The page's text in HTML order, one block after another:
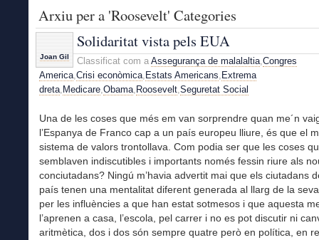
Arxiu per a 'Roosevelt' Categories
Joan Gil
Solidaritat vista pels EUA
Classificat com a Assegurança de malalaltia,Congres
America,Crisi econòmica, Estats Americans, Extrema
dreta, Medicare,Obama, Roosevelt,Seguretat Social
Una de les coses que més em van sorprendre quan me´n
l’Espanya de Franco cap a un país europeu lliure, és que el
sistema de valors trontollava. Com podia ser que les coses
semblaven indiscutibles i importants només fessin riure als
conciutadans? Ningú m’havia advertit mai que els ciutadans
país tenen una mentalitat diferent generada al llarg de la
per les influències a que han estat sotmesos i que aquesta
l’aprenen a casa, l’escola, pel carrer i no es pot discutir ni
aritmètica, dos i dos són sempre quatre però en política, en